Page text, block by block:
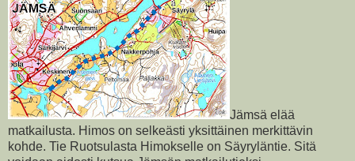
Jämsä elää
matkailusta. Himos on selkeästi yksittäinen merkittävin
kohde. Tie Ruotsulasta Himokselle on Säyryläntie. Sitä